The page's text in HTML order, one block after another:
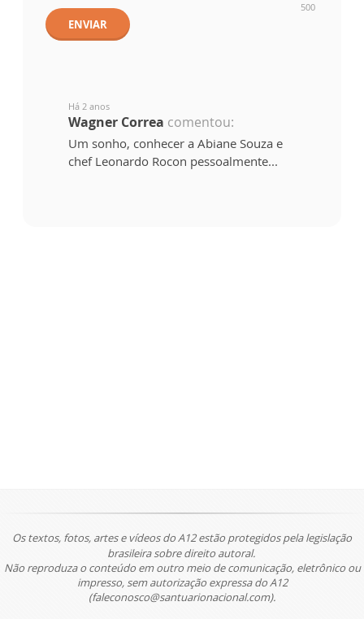
500
ENVIAR
Há 2 anos
Wagner Correa comentou:
Um sonho, conhecer a Abiane Souza e
chef Leonardo Rocon pessoalmente...
Os textos, fotos, artes e vídeos do A12 estão protegidos pela legislação
brasileira sobre direito autoral.
Não reproduza o conteúdo em outro meio de comunicação, eletrônico ou
impresso, sem autorização expressa do A12
(faleconosco@santuarionacional.com).